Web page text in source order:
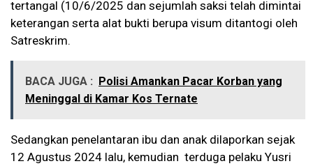
tertangal (10/6/2025 dan sejumlah saksi telah dimintai
keterangan serta alat bukti berupa visum ditantogi oleh
Satreskrim.
BACA JUGA :
Polisi Amankan Pacar Korban yang
Meninggal di Kamar Kos Ternate
Sedangkan penelantaran ibu dan anak dilaporkan sejak
12 Agustus 2024 lalu, kemudian terduga pelaku Yusri